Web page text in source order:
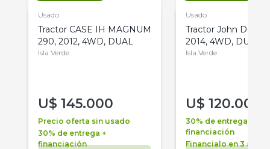
Usado
Tractor CASE IH MAGNUM
290, 2012, 4WD, DUAL
Isla Verde
U$ 145.000
Precio oferta sin usado
30% de entrega +
financiación
Usado
Tractor John Deere
2014, 4WD, DUAL
Isla Verde
U$ 120.000
30% de entrega +
financiación
Financialo en 3 años